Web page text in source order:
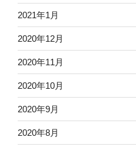
2021年1月
2020年12月
2020年11月
2020年10月
2020年9月
2020年8月